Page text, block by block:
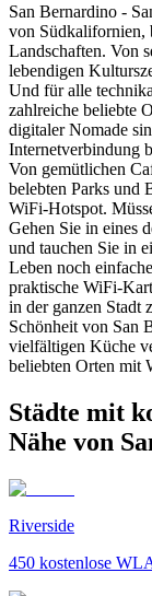
San Bernardino -
von Südkalifornien,
Landschaften. Von
lebendigen
Und für alle
zahlreiche beliebte
digitaler Nomade
Internetverbindung
Von gemütlichen
belebten Parks und
WiFi-Hotspot.
Gehen Sie in eines
und tauchen Sie in
Leben noch
praktische WiFi-
in der ganzen Stadt
Schönheit von San
vielfältigen Küche
beliebten Orten mit
Städte mit
Nähe von
Riverside
450 kostenlose